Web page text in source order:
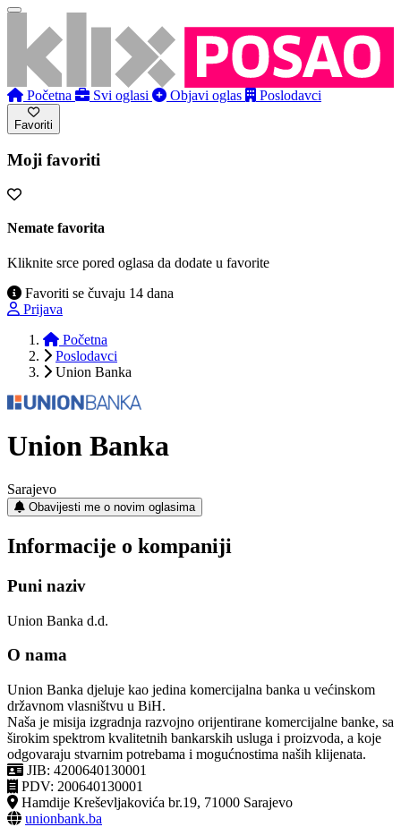
Početna Svi oglasi Objavi oglas Poslodavci
Favoriti
Moji favoriti
Nemate favorita
Kliknite srce pored oglasa da dodate u favorite
Favoriti se čuvaju 14 dana
Prijava
Početna
Poslodavci
Union Banka
Union Banka
Sarajevo
Obavijesti me o novim oglasima
Informacije o kompaniji
Puni naziv
Union Banka d.d.
O nama
Union Banka djeluje kao jedina komercijalna banka u većinskom
državnom vlasništvu u BiH.
Naša je misija izgradnja razvojno orijentirane komercijalne banke, sa
širokim spektrom kvalitetnih bankarskih usluga i proizvoda, a koje
odgovaraju stvarnim potrebama i mogućnostima naših klijenata.
JIB: 4200640130001
PDV: 200640130001
Hamdije Kreševljakovića br.19, 71000 Sarajevo
unionbank.ba